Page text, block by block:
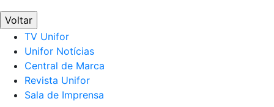
Voltar
TV Unifor
Unifor Notícias
Central de Marca
Revista Unifor
Sala de Imprensa